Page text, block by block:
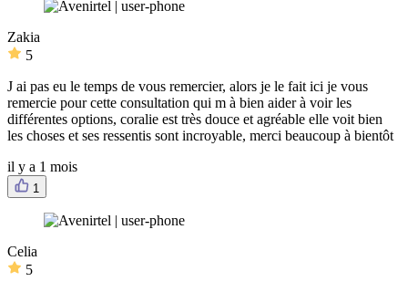
Zakia
5
J ai pas eu le temps de vous remercier, alors je le fait ici je vous
remercie pour cette consultation qui m à bien aider à voir les
différentes options, coralie est très douce et agréable elle voit bien
les choses et ses ressentis sont incroyable, merci beaucoup à bientôt
il y a 1 mois
1
Celia
5